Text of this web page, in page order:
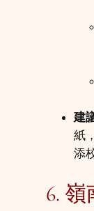
建
紙
添
6.